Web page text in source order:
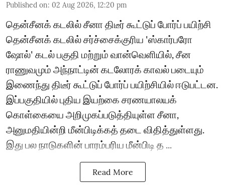
Published on: 02 Aug 2026, 12:20 pm
தென்சீனக் கடலில் சீனா திடீர் கூட்டுப் போர்ப் பயிற்சி
தென்சீனக் கடலில் சர்ச்சைக்குரிய 'ஸ்கார்பரோ
ஷோல்' கடல் பகுதி மற்றும் வான்வெளியில், சீன
ராணுவமும் அந்நாட்டின் கடலோரக் காவல் படையும்
இணைந்து திடீர் கூட்டுப் போர்ப் பயிற்சியில் ஈடுபட்டன.
இப்பகுதியில் புதிய இயற்கை சரணயாலயக்
கொள்கையை அறிமுகப்படுத்தியுள்ள சீனா,
அனுமதியின்றி மீன்பிடிக்கத் தடை விதித்துள்ளது.
இது பல நாடுகளின் பாரம்பரிய மீன்பிடி த ...
Read More